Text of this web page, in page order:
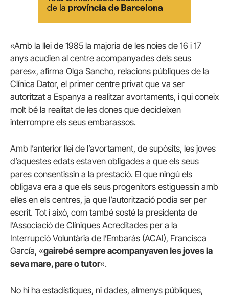
«Amb la llei de 1985 la majoria de les noies de 16 i 17
anys acudien al centre acompanyades dels seus
pares«, afirma Olga Sancho, relacions públiques de la
Clínica Dator, el primer centre privat que va ser
autoritzat a Espanya a realitzar avortaments, i qui coneix
molt bé la realitat de les dones que decideixen
interrompre els seus embarassos.
Amb l’anterior llei de l’avortament, de supòsits, les joves
d’aquestes edats estaven obligades a que els seus
pares consentissin a la prestació. El que ningú els
obligava era a que els seus progenitors estiguessin amb
elles en els centres, ja que l’autorització podia ser per
escrit. Tot i això, com també sosté la presidenta de
l’Associació de Clíniques Acreditades per a la
Interrupció Voluntària de l’Embaràs (ACAI), Francisca
García, «gairebésempreacompanyavenlesjoves la
sevamare,pareotutor«.
No hi ha estadístiques, ni dades, almenys públiques,